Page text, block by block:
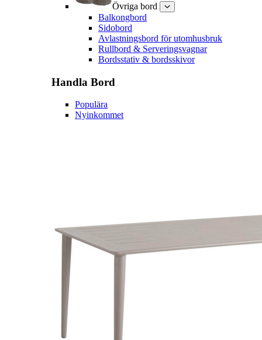
Övriga bord
Balkongbord
Sidobord
Avlastningsbord för utomhusbruk
Rullbord & Serveringsvagnar
Bordsstativ & bordsskivor
Handla Bord
Populära
Nyinkommet